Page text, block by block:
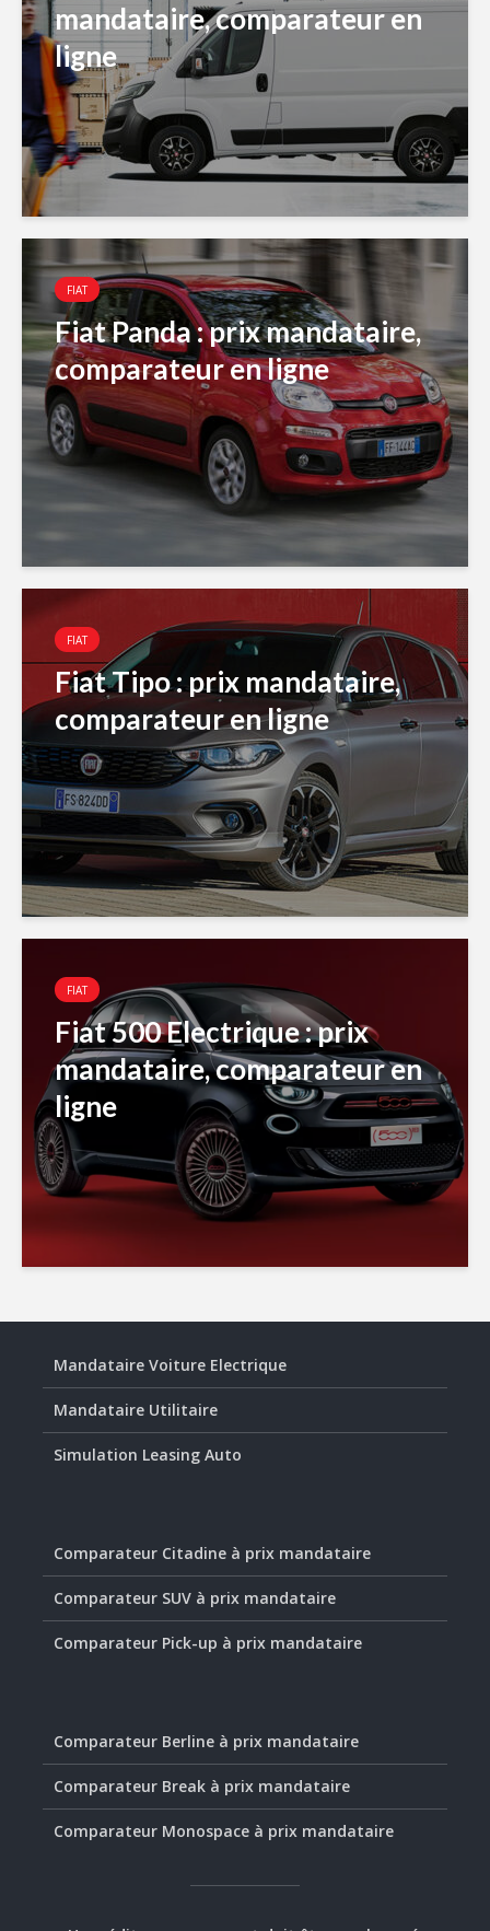
mandataire, comparateur en
ligne
FIAT
Fiat Panda : prix mandataire,
comparateur en ligne
FIAT
Fiat Tipo : prix mandataire,
comparateur en ligne
FIAT
Fiat 500 Electrique : prix
mandataire, comparateur en
ligne
Mandataire Voiture Electrique
Mandataire Utilitaire
Simulation Leasing Auto
Comparateur Citadine à prix mandataire
Comparateur SUV à prix mandataire
Comparateur Pick-up à prix mandataire
Comparateur Berline à prix mandataire
Comparateur Break à prix mandataire
Comparateur Monospace à prix mandataire